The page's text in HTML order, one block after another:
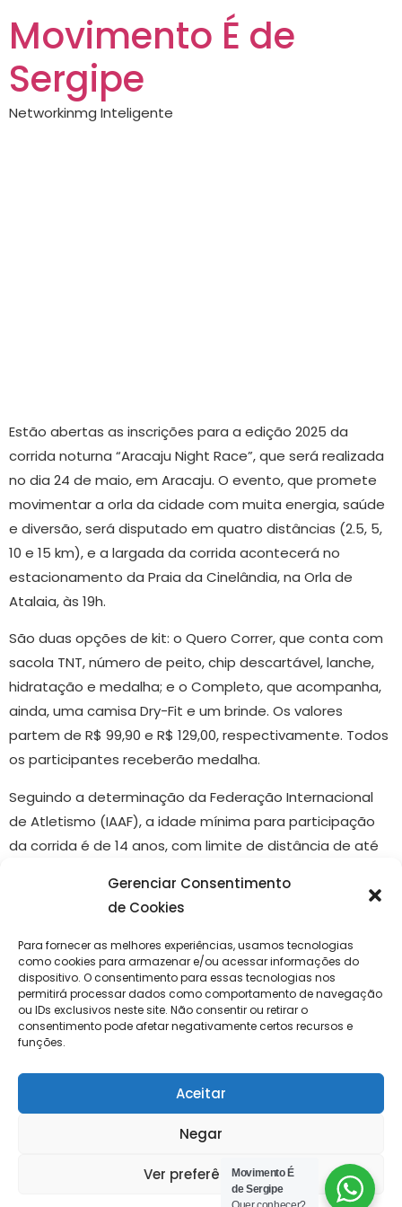
Gerenciar Consentimento
de Cookies
Para fornecer as melhores experiências, usamos tecnologias
como cookies para armazenar e/ou acessar informações do
dispositivo. O consentimento para essas tecnologias nos
permitirá processar dados como comportamento de navegação
ou IDs exclusivos neste site. Não consentir ou retirar o
consentimento pode afetar negativamente certos recursos e
funções.
Aceitar
Negar
Ver preferências
Movimento É de
Sergipe
Networkinmg Inteligente
Estão abertas as inscrições para a edição 2025 da
corrida noturna “Aracaju Night Race”, que será realizada
no dia 24 de maio, em Aracaju. O evento, que promete
movimentar a orla da cidade com muita energia, saúde
e diversão, será disputado em quatro distâncias (2.5, 5,
10 e 15 km), e a largada da corrida acontecerá no
estacionamento da Praia da Cinelândia, na Orla de
Atalaia, às 19h.
São duas opções de kit: o Quero Correr, que conta com
sacola TNT, número de peito, chip descartável, lanche,
hidratação e medalha; e o Completo, que acompanha,
ainda, uma camisa Dry-Fit e um brinde. Os valores
partem de R$ 99,90 e R$ 129,00, respectivamente. Todos
os participantes receberão medalha.
Seguindo a determinação da Federação Internacional
de Atletismo (IAAF), a idade mínima para participação
da corrida é de 14 anos, com limite de distância de até
desconto no valor, com exceção de lotes promocionais,
relâmpagos e as escuras.
Informações sobre as retiradas dos kits serão
divulgadas em breve. O evento será organizado pela
Speed Produções e, em caso de dúvidas, envie um e-
mail para atendimento@speedproducoes.com.br,
busque por @speedsportsoficial no Instagram ou Speed
Sports OFC no Facebook. Link para inscrições:
https://www.ticketsports.com.br/e/corrida-
aracaju-night-race-2025-7097
Networkinmg Inteligente
Movimento É
de Sergipe